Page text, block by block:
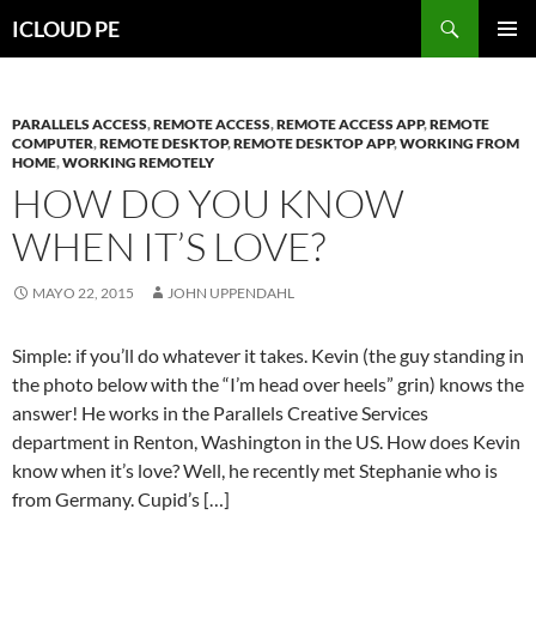
hacia
ICLOUD PE
PARALLELS ACCESS,REMOTE ACCESS,REMOTE ACCESS APP,REMOTE
COMPUTER,REMOTE DESKTOP,REMOTE DESKTOP APP,WORKING FROM
HOME,WORKING REMOTELY
HOW DO YOU KNOW
WHEN IT’S LOVE?
MAYO 22, 2015 JOHN UPPENDAHL
Simple: if you’ll do whatever it takes. Kevin (the guy standing in
the photo below with the “I’m head over heels” grin) knows the
answer! He works in the Parallels Creative Services
department in Renton, Washington in the US. How does Kevin
know when it’s love? Well, he recently met Stephanie who is
from Germany. Cupid’s […]